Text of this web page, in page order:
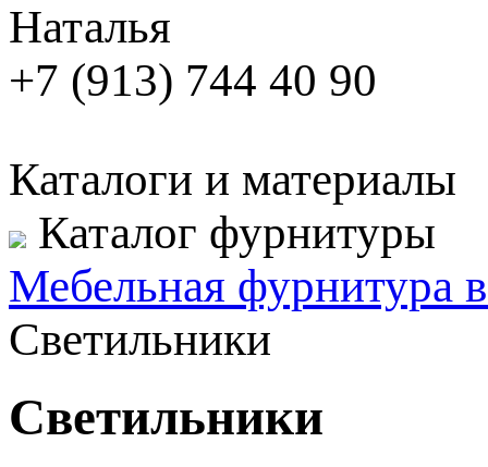
Наталья
+7 (913) 744 40 90
Каталоги и материалы
Каталог фурнитуры
Мебельная фурнитура
Светильники
Светильники